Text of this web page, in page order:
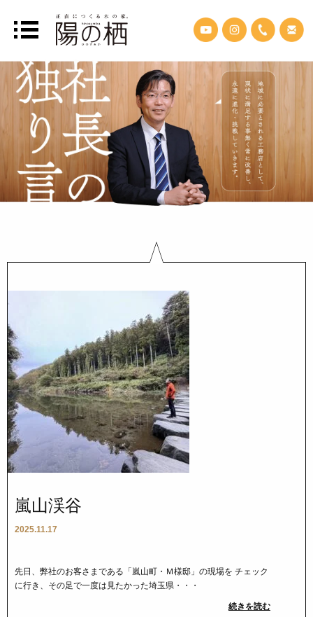
嵐山渓谷
2025.11.17
先日、弊社のお客さまである「嵐山町・Ｍ様邸」の現場を チェック
に行き、その足で一度は見たかった埼玉県・・・
続きを読む